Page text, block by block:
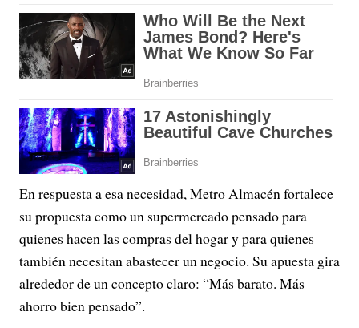
En respuesta a esa necesidad, Metro Almacén fortalece
su propuesta como un supermercado pensado para
quienes hacen las compras del hogar y para quienes
también necesitan abastecer un negocio. Su apuesta gira
alrededor de un concepto claro: “Más barato. Más
ahorro bien pensado”.